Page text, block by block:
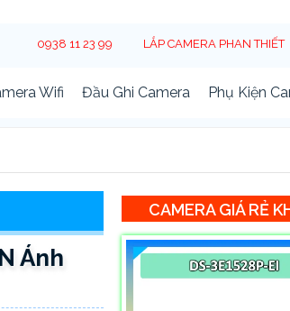
0938 11 23 99 LẮP CAMERA PHAN THIẾT
Wifi Đầu Ghi Camera Phụ Kiện
Ánh
CAMERA GIÁ RẺ